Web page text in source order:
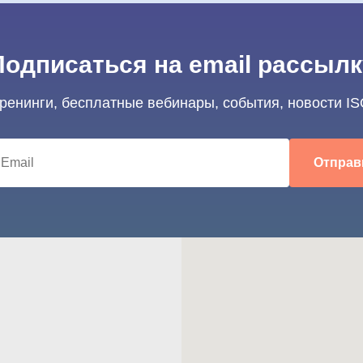
на email
бесплатные вебинары, события, новости